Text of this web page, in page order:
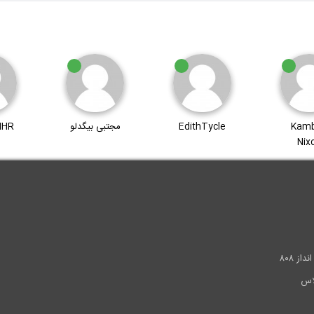
EdithTycle مجتبی بیگدلو
۸۰۸